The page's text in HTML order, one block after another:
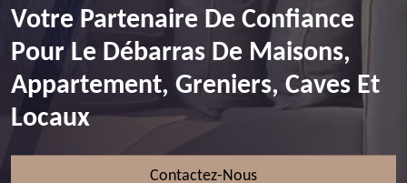
Votre Partenaire De Confiance
Pour Le Débarras De Maisons,
Appartement, Greniers, Caves Et
Locaux
Contactez-Nous